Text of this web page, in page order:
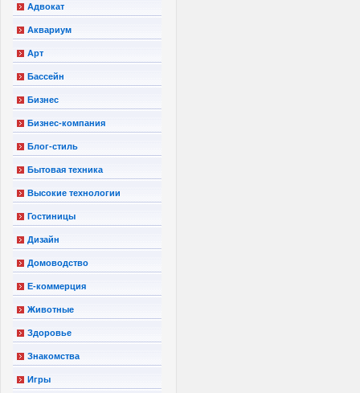
Адвокат
Аквариум
Арт
Бассейн
Бизнес
Бизнес-компания
Блог-стиль
Бытовая техника
Высокие технологии
Гостиницы
Дизайн
Домоводство
Е-коммерция
Животные
Здоровье
Знакомства
Игры